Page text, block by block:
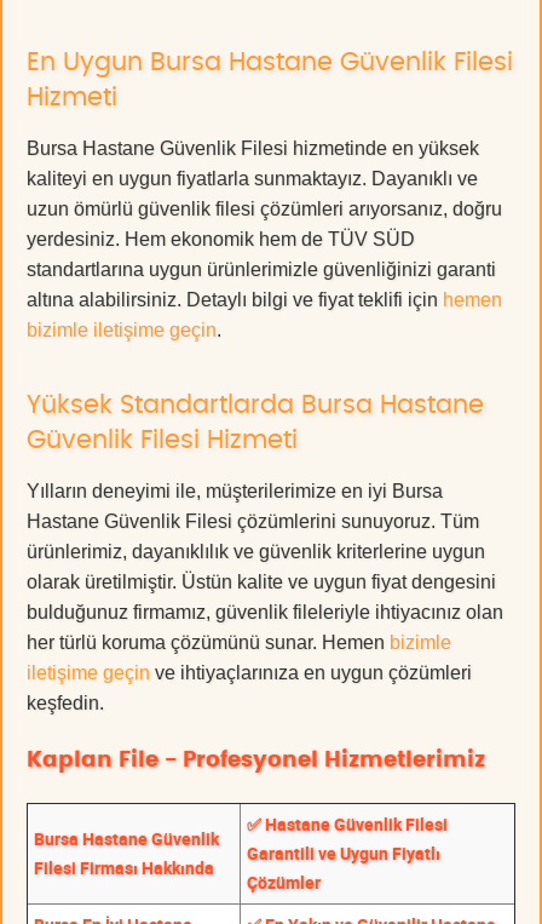
En Uygun Bursa Hastane Güvenlik Filesi
Hizmeti
Bursa Hastane Güvenlik Filesi hizmetinde en yüksek
kaliteyi en uygun fiyatlarla sunmaktayız. Dayanıklı ve
uzun ömürlü güvenlik filesi çözümleri arıyorsanız, doğru
yerdesiniz. Hem ekonomik hem de TÜV SÜD
standartlarına uygun ürünlerimizle güvenliğinizi garanti
altına alabilirsiniz. Detaylı bilgi ve fiyat teklifi için hemen
bizimle iletişime geçin.
Yüksek Standartlarda Bursa Hastane
Güvenlik Filesi Hizmeti
Yılların deneyimi ile, müşterilerimize en iyi Bursa
Hastane Güvenlik Filesi çözümlerini sunuyoruz. Tüm
ürünlerimiz, dayanıklılık ve güvenlik kriterlerine uygun
olarak üretilmiştir. Üstün kalite ve uygun fiyat dengesini
bulduğunuz firmamız, güvenlik fileleriyle ihtiyacınız olan
her türlü koruma çözümünü sunar. Hemen bizimle
iletişime geçin ve ihtiyaçlarınıza en uygun çözümleri
keşfedin.
Kaplan File - Profesyonel Hizmetlerimiz
Bursa Hastane Güvenlik
Filesi Firması Hakkında
✅ Hastane Güvenlik Filesi
Garantili ve Uygun Fiyatlı
Çözümler